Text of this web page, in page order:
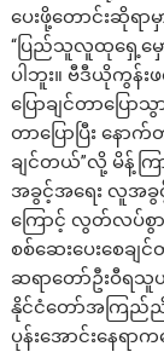
ပေးဖို့တောင်းဆိုရ
“ပြည်သူလူထုရှေ့မှော
ပါဘူး။ ဗီဒီယိုကွန်း
ပြောချင်တာပြေ
တာပြောပြီး နော
ချင်တယ်”လို့ မိန့်ကြ
အခွင့်အရေး လူအခွင့်
ကြောင့် လွတ်လပ်စွ
စစ်ဆေးပေးစေခ
ဆရာတော်ဦးဝီရသူ
နိုင်ငံတော်အကြည်ညို
ပုန်းအောင်းနေရာ